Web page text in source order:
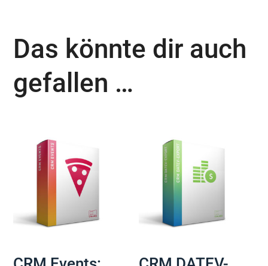
Das könnte dir auch
gefallen …